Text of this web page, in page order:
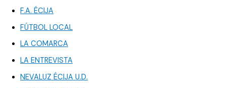
F.A. ÉCIJA
FÚTBOL LOCAL
LA COMARCA
LA ENTREVISTA
NEVALUZ ÉCIJA U.D.